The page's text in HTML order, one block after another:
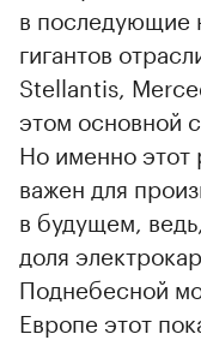
в последующие
гигантов
Stellantis,
этом основной
Но именно этот
важен для
в будущем,
доля
Поднебесной
Европе этот